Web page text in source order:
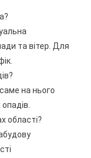
та вітер. Для
на нього
області?